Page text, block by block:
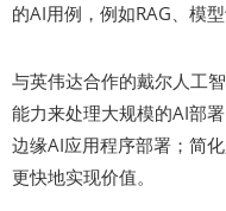
的AI用例，例如RAG、模型
与英伟达合作的戴尔人工
能力来处理大规模的AI部
边缘AI应用程序部署；简
更快地实现价值。